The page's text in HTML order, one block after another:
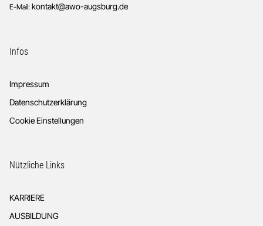
E-Mail: kontakt@awo-augsburg.de
Infos
Impressum
Datenschutzerklärung
Cookie Einstellungen
Nützliche Links
KARRIERE
AUSBILDUNG